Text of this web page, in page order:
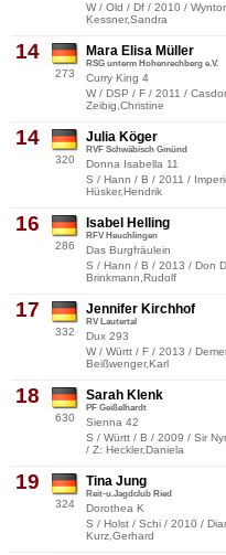
W / Old / Df / 2010 /
Kessner,Sandra
14
273
Mara Elisa Müller
RSG unterm Hohenrechberg e.V.
Curry King 4
W / DSP / F / 2011 /
Zeibig,Christine
14
320
Julia Köger
RVF Schwäbisch Gmünd
Donna Isabella 11
S / Hann / B / 2011 /
Hüsker,Hendrik
16
286
Isabel Helling
RFV Heuchlingen
Das Burgfräulein
S / Hann / B / 2013 / Don
Brinkmann,Rudolf
17
332
Jennifer Kirchhof
RV Lautertal
Dux 293
W / Württ / F / 2013 /
Beißwenger,Karl
18
630
Sarah Klenk
PF Geißelhardt
Sienna 42
S / Württ / B / 2009 / Sir
/ Z: Heckler,Daniela
19
324
Tina Jung
Reit-u.Jagdclub Ried
Dorothea K
S / Holst / Schi / 2010 /
Kurz,Gerhard